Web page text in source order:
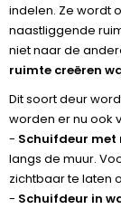
indelen. Ze wordt
naastliggende
niet naar de
ruimte creëren
Dit soort deur
worden er nu ook
- Schuifdeur met
langs de muur.
zichtbaar te laten
- Schuifdeur in